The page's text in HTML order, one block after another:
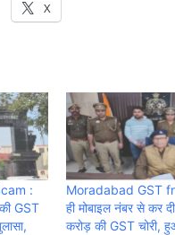
X
:
GST
Moradabad GST
ही मोबाइल नंबर से कर
करोड़ की GST चोरी,